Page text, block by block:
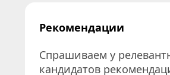
Рекомендации
Спрашиваем у
кандидатов